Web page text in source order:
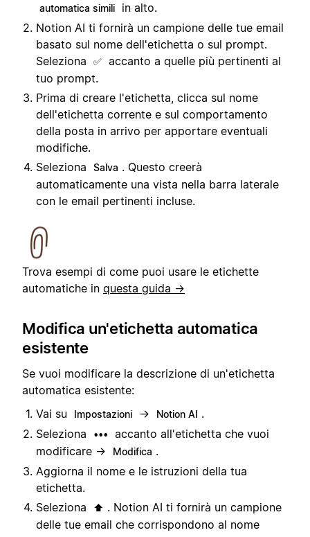
automatica simili
in alto.
Notion AI ti fornirà un campione delle tue email
basato sul nome dell'etichetta o sul prompt.
Seleziona
✅ accanto a quelle più pertinenti al
tuo prompt.
Prima di creare l'etichetta, clicca sul nome
dell'etichetta corrente e sul comportamento
della posta in arrivo per apportare eventuali
modifiche.
Seleziona
Salva . Questo creerà
automaticamente una vista nella barra laterale
con le email pertinenti incluse.
Trova esempi di come puoi usare le etichette
automatiche in questa guida →
Modifica un'etichetta automatica
esistente
Se vuoi modificare la descrizione di un'etichetta
automatica esistente:
Vai su
Impostazioni → Notion AI .
Seleziona
•••
accanto all'etichetta che vuoi
modificare →
Modifica .
Aggiorna il nome e le istruzioni della tua
etichetta.
Seleziona
⬆️ . Notion AI ti fornirà un campione
delle tue email che corrispondono al nome